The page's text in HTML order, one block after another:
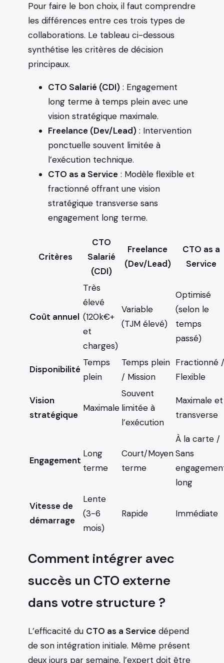
Pour faire le bon choix, il faut comprendre
les différences entre ces trois types de
collaborations. Le tableau ci-dessous
synthétise les critères de décision
principaux.
CTO Salarié (CDI) : Engagement
long terme à temps plein avec une
vision stratégique maximale.
Freelance (Dev/Lead) : Intervention
ponctuelle souvent limitée à
l’exécution technique.
CTO as a Service : Modèle flexible et
fractionné offrant une vision
stratégique transverse sans
engagement long terme.
Critères
CTO
Salarié
(CDI)
Freelance
(Dev/Lead)
CTO as a
Service
Coût annuel
Très
élevé
(120k€+
et
charges)
Variable
(TJM élevé)
Optimisé
(selon le
temps
passé)
Disponibilité
Temps
plein
Temps plein
/ Mission
Fractionné /
Flexible
Vision
stratégique
Maximale
Souvent
limitée à
l’exécution
Maximale et
transverse
Engagement
Long
terme
Court/Moyen
terme
À la carte /
Sans
long
Vitesse de
démarrage
Lente
(3-6
mois)
Rapide Immédiate
Comment intégrer avec
succès un CTO externe
dans votre structure ?
L’efficacité du CTO as a Service dépend
de son intégration initiale. Même présent
deux jours par semaine, l’expert doit être